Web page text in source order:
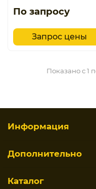
По запросу
Запрос цены
Показано с 1
Информация
Дополнительно
Каталог